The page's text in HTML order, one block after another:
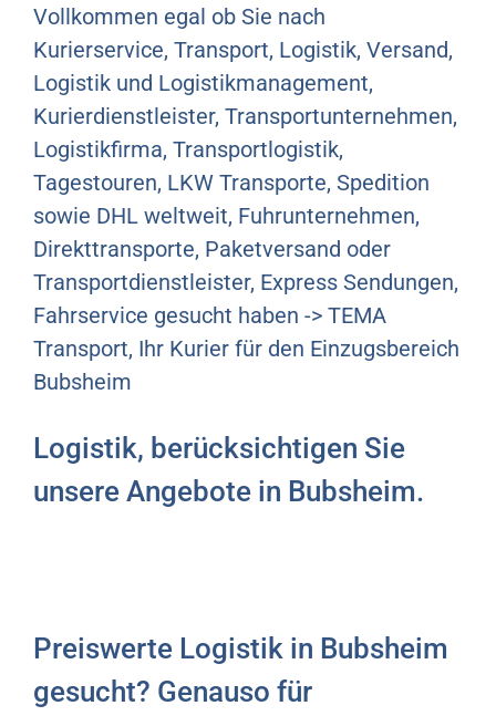
Vollkommen egal ob Sie nach
Kurierservice, Transport, Logistik, Versand,
Logistik und Logistikmanagement,
Kurierdienstleister, Transportunternehmen,
Logistikfirma, Transportlogistik,
Tagestouren, LKW Transporte, Spedition
sowie DHL weltweit, Fuhrunternehmen,
Direkttransporte, Paketversand oder
Transportdienstleister, Express Sendungen,
Fahrservice gesucht haben -> TEMA
Transport, Ihr Kurier für den Einzugsbereich
Bubsheim
Logistik, berücksichtigen Sie
unsere Angebote in Bubsheim.
Preiswerte Logistik in Bubsheim
gesucht? Genauso für